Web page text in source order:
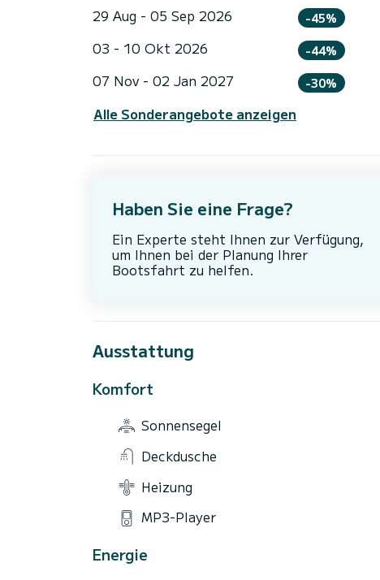
29 Aug - 05 Sep 2026 -45%
03 - 10 Okt 2026 -44%
07 Nov - 02 Jan 2027 -30%
Alle Sonderangebote anzeigen
Haben Sie eine Frage?
Ein Experte steht Ihnen zur Verfügung,
um Ihnen bei der Planung Ihrer
Bootsfahrt zu helfen.
Ausstattung
Komfort
Sonnensegel
Deckdusche
Heizung
MP3-Player
Energie